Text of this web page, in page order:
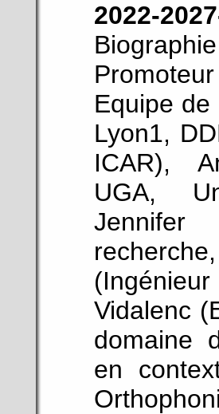
2022-
Equipe de
Lyon1,
ICAR),
UGA,
Jennifer
Vidalenc
domaine
en